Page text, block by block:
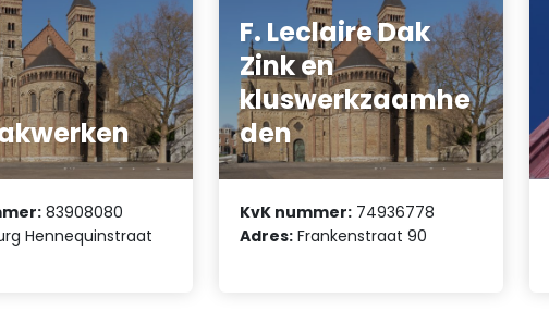
83908080
Hennequinstraat
F. Leclaire Dak
Zink en
kluswerkzaamhe
den
KvK nummer: 74936778
Adres: Frankenstraat 90